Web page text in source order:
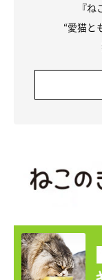
『
“愛猫と